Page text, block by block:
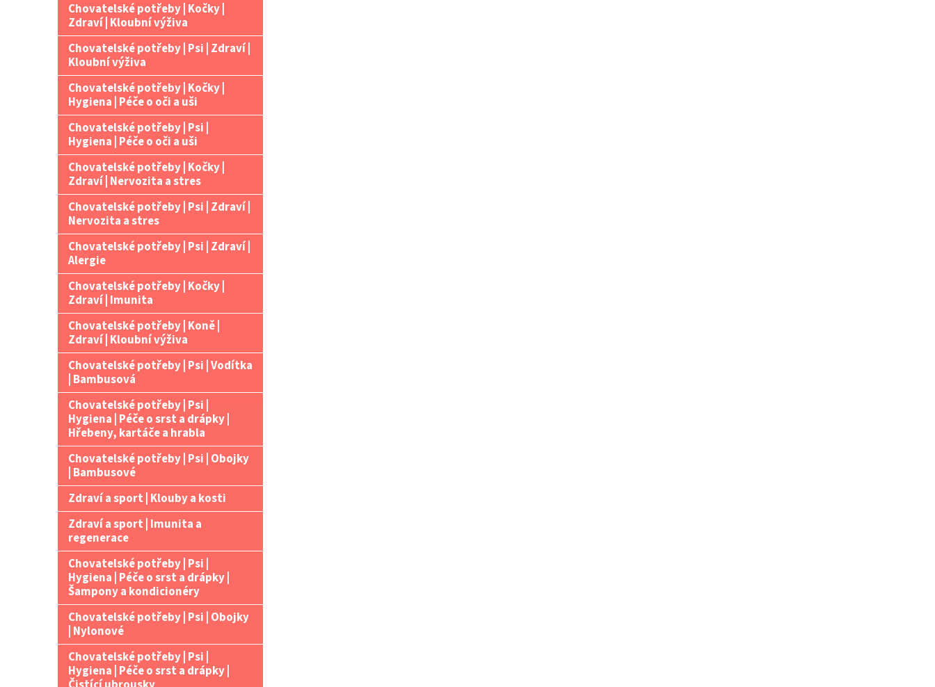
Chovatelské potřeby | Kočky |
Zdraví | Kloubní výživa
Chovatelské potřeby | Psi | Zdraví |
Kloubní výživa
Chovatelské potřeby | Kočky |
Hygiena | Péče o oči a uši
Chovatelské potřeby | Psi |
Hygiena | Péče o oči a uši
Chovatelské potřeby | Kočky |
Zdraví | Nervozita a stres
Chovatelské potřeby | Psi | Zdraví |
Nervozita a stres
Chovatelské potřeby | Psi | Zdraví |
Alergie
Chovatelské potřeby | Kočky |
Zdraví | Imunita
Chovatelské potřeby | Koně |
Zdraví | Kloubní výživa
Chovatelské potřeby | Psi | Vodítka
| Bambusová
Chovatelské potřeby | Psi |
Hygiena | Péče o srst a drápky |
Hřebeny, kartáče a hrabla
Chovatelské potřeby | Psi | Obojky
| Bambusové
Zdraví a sport | Klouby a kosti
Zdraví a sport | Imunita a
regenerace
Chovatelské potřeby | Psi |
Hygiena | Péče o srst a drápky |
Šampony a kondicionéry
Chovatelské potřeby | Psi | Obojky
| Nylonové
Chovatelské potřeby | Psi |
Hygiena | Péče o srst a drápky |